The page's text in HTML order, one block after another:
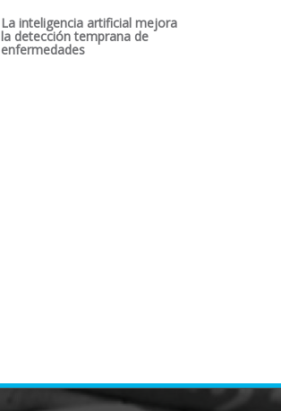
La inteligencia artificial mejora
la detección temprana de
enfermedades